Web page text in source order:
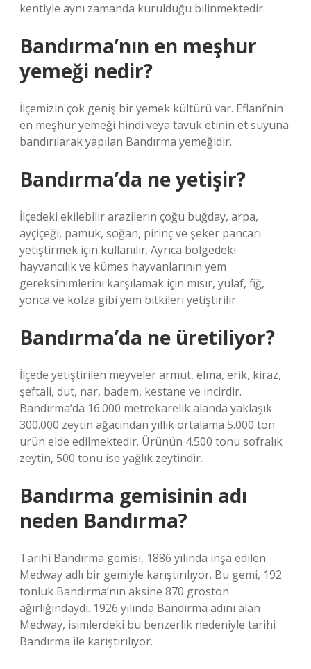
kentiyle aynı zamanda kurulduğu bilinmektedir.
Bandırma’nın en meşhur
yemeği nedir?
İlçemizin çok geniş bir yemek kültürü var. Eflani’nin
en meşhur yemeği hindi veya tavuk etinin et suyuna
bandırılarak yapılan Bandırma yemeğidir.
Bandırma’da ne yetişir?
İlçedeki ekilebilir arazilerin çoğu buğday, arpa,
ayçiçeği, pamuk, soğan, pirinç ve şeker pancarı
yetiştirmek için kullanılır. Ayrıca bölgedeki
hayvancılık ve kümes hayvanlarının yem
gereksinimlerini karşılamak için mısır, yulaf, fiğ,
yonca ve kolza gibi yem bitkileri yetiştirilir.
Bandırma’da ne üretiliyor?
İlçede yetiştirilen meyveler armut, elma, erik, kiraz,
şeftali, dut, nar, badem, kestane ve incirdir.
Bandırma’da 16.000 metrekarelik alanda yaklaşık
300.000 zeytin ağacından yıllık ortalama 5.000 ton
ürün elde edilmektedir. Ürünün 4.500 tonu sofralık
zeytin, 500 tonu ise yağlık zeytindir.
Bandırma gemisinin adı
neden Bandırma?
Tarihi Bandırma gemisi, 1886 yılında inşa edilen
Medway adlı bir gemiyle karıştırılıyor. Bu gemi, 192
tonluk Bandırma’nın aksine 870 groston
ağırlığındaydı. 1926 yılında Bandırma adını alan
Medway, isimlerdeki bu benzerlik nedeniyle tarihi
Bandırma ile karıştırılıyor.